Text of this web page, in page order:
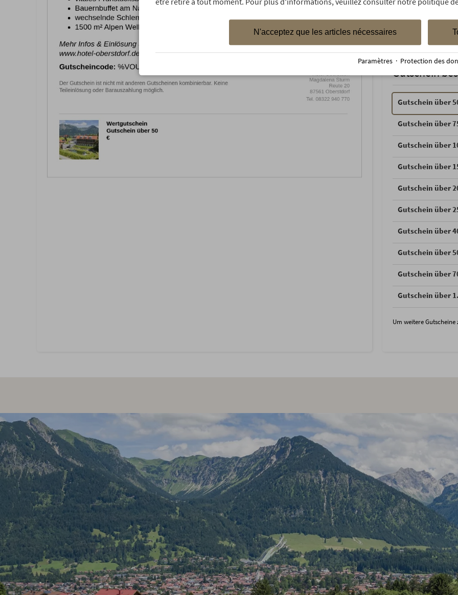
Gutschein
Gutschein über
Gutschein über
Gutschein über
Gutschein über
Gutschein über
Gutschein über
Gutschein über
Gutschein über
Gutschein über
Gutschein über
Um weitere
N'acceptez que les articles nécessaires
Paramètres · Protection des